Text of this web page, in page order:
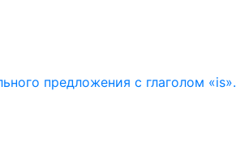
предложения с глаголом «is».